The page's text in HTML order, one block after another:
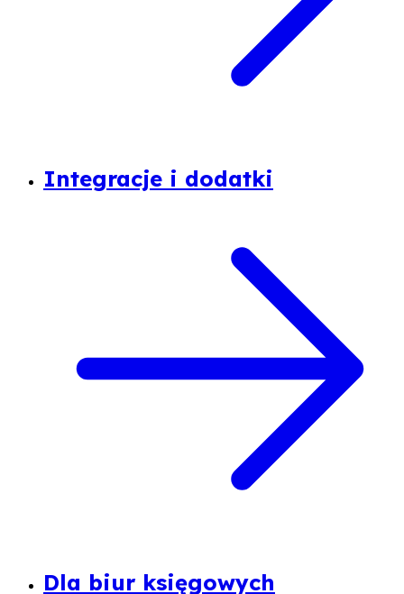
Integracje i dodatki
Dla biur księgowych